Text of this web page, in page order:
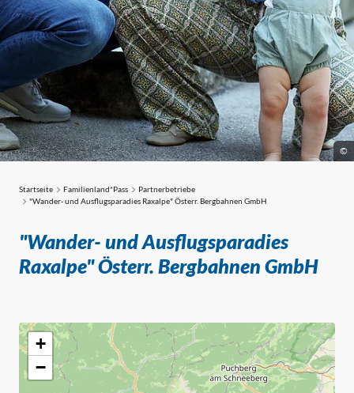
©
Partnerbetriebe
Startseite Familienland*Pass
Partnerbetriebe
"Wander- und Ausflugsparadies Raxalpe" Österr. Bergbahnen GmbH
"Wander- und Ausflugsparadies
Raxalpe" Österr. Bergbahnen GmbH
+
−